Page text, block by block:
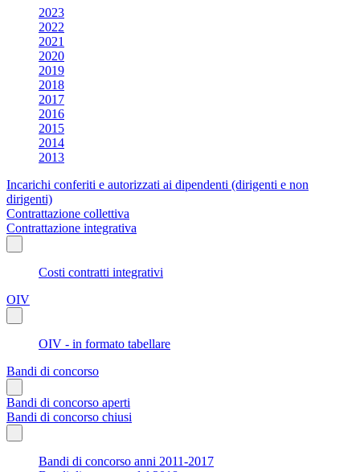
2023
2022
2021
2020
2019
2018
2017
2016
2015
2014
2013
Incarichi conferiti e autorizzati ai dipendenti (dirigenti e non
dirigenti)
Contrattazione collettiva
Contrattazione integrativa
Costi contratti integrativi
OIV
OIV - in formato tabellare
Bandi di concorso
Bandi di concorso aperti
Bandi di concorso chiusi
Bandi di concorso anni 2011-2017